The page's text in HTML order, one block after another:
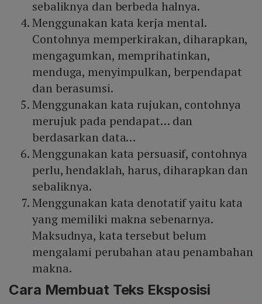
sebaliknya dan berbeda halnya.
Menggunakan kata kerja mental.
Contohnya memperkirakan, diharapkan,
mengagumkan, memprihatinkan,
menduga, menyimpulkan, berpendapat
dan berasumsi.
Menggunakan kata rujukan, contohnya
merujuk pada pendapat… dan
berdasarkan data…
Menggunakan kata persuasif, contohnya
perlu, hendaklah, harus, diharapkan dan
sebaliknya.
Menggunakan kata denotatif yaitu kata
yang memiliki makna sebenarnya.
Maksudnya, kata tersebut belum
mengalami perubahan atau penambahan
makna.
Cara Membuat Teks Eksposisi